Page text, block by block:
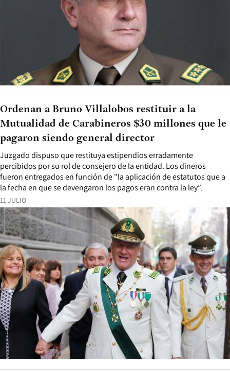
11 JULIO
Juzgado dispuso que restituya estipendios erradamente
percibidos por su rol de consejero de la entidad. Los dineros
fueron entregados en función de "la aplicación de estatutos que a
la fecha en que se devengaron los pagos eran contra la ley”.
Ordenan a Bruno Villalobos restituir a la
Mutualidad de Carabineros $30 millones que le
pagaron siendo general director